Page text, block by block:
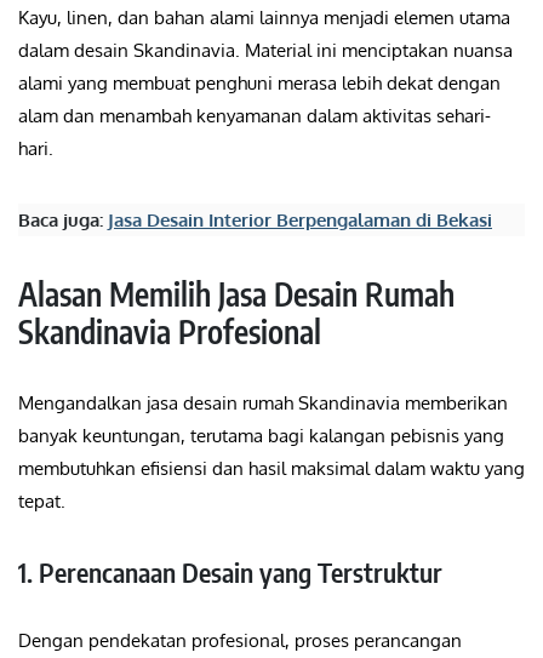
Kayu, linen, dan bahan alami lainnya menjadi elemen utama
dalam desain Skandinavia. Material ini menciptakan nuansa
alami yang membuat penghuni merasa lebih dekat dengan
alam dan menambah kenyamanan dalam aktivitas sehari-
hari.
Baca juga: Jasa Desain Interior Berpengalaman di Bekasi
Alasan Memilih Jasa Desain Rumah
Skandinavia Profesional
Mengandalkan jasa desain rumah Skandinavia memberikan
banyak keuntungan, terutama bagi kalangan pebisnis yang
membutuhkan efisiensi dan hasil maksimal dalam waktu yang
tepat.
1. Perencanaan Desain yang Terstruktur
Dengan pendekatan profesional, proses perancangan